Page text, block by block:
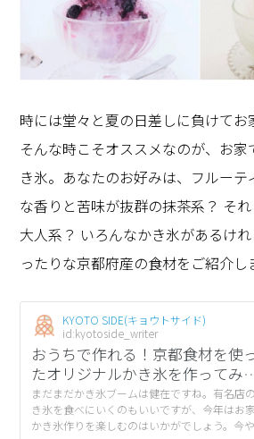
時には堂々と夏の日差しに負けてお
そんな時こそオススメなのが、お
き氷。あなたのお好みは、フルー
な香りと苦味が抜群の抹茶系？ そ
大人系？ いろんなかき氷があるけ
ったりな京都府産の食材をご紹介
KYOTO SIDE(キョウトサイド)
id:kyotoside_writer
おうちで作れる！京都食材を使
たオリジナルかき氷を作ってみ
た！
まだまだかき氷ブームは健在ですね。有名店
き氷を食べにいくのもいいですが、今年はお
かき氷作りを楽しむのはいかがでしょう。今